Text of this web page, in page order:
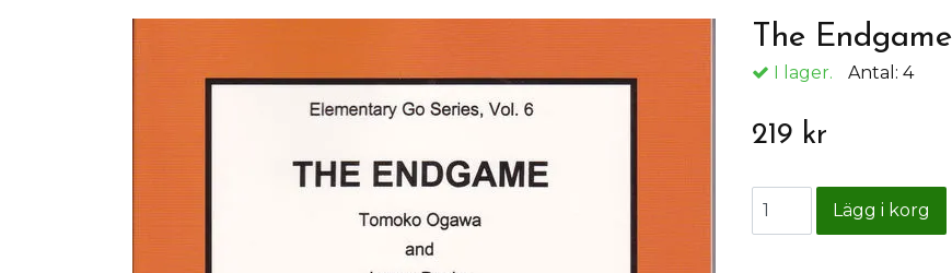
The Endgame
I lager. Antal: 4
219 kr